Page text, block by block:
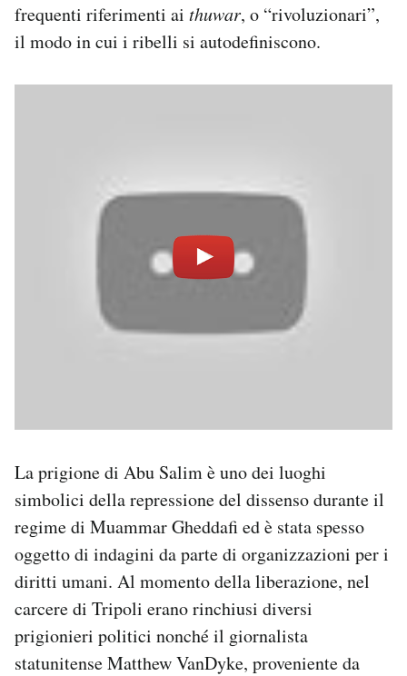
frequenti riferimenti ai thuwar, o “rivoluzionari”,
il modo in cui i ribelli si autodefiniscono.
La prigione di Abu Salim è uno dei luoghi
simbolici della repressione del dissenso durante il
regime di Muammar Gheddafi ed è stata spesso
oggetto di indagini da parte di organizzazioni per i
diritti umani. Al momento della liberazione, nel
carcere di Tripoli erano rinchiusi diversi
prigionieri politici nonché il giornalista
statunitense Matthew VanDyke, proveniente da